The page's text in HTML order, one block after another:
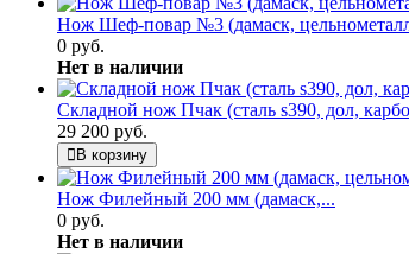
Нож Шеф-повар №3 (дамаск,
0 руб.
Нет в наличии
Складной нож Пчак (сталь s390, дол,
29 200 руб.
В корзину
Нож Филейный 200 мм (дамаск,...
0 руб.
Нет в наличии